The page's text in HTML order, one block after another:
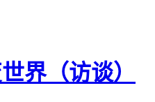
界（访谈）